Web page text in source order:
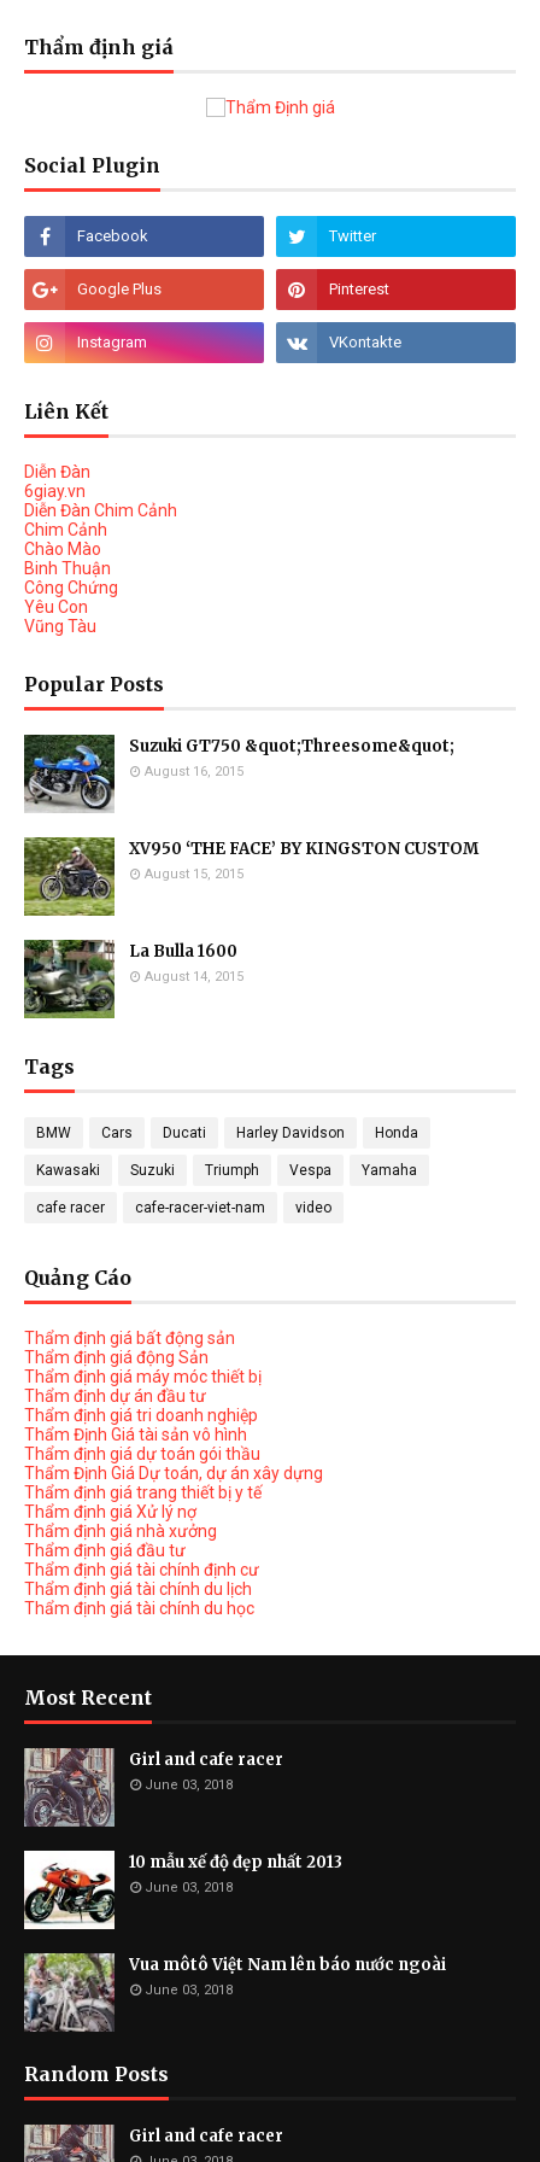
Thẩm định giá
Social Plugin
Liên Kết
Diễn Đàn
6giay.vn
Diễn Đàn Chim Cảnh
Chim Cảnh
Chào Mào
Binh Thuận
Công Chứng
Yêu Con
Vũng Tàu
Popular Posts
Suzuki GT750 &quot;Threesome&quot;
August 16, 2015
XV950 ‘THE FACE’ BY KINGSTON CUSTOM
August 15, 2015
La Bulla 1600
August 14, 2015
Tags
BMW Cars Ducati Harley Davidson Honda
Kawasaki Suzuki Triumph Vespa Yamaha
cafe racer cafe-racer-viet-nam video
Quảng Cáo
Thẩm định giá bất động sản
Thẩm định giá động Sản
Thẩm định giá máy móc thiết bị
Thẩm định dự án đầu tư
Thẩm định giá tri doanh nghiệp
Thẩm Định Giá tài sản vô hình
Thẩm định giá dự toán gói thầu
Thẩm Định Giá Dự toán, dự án xây dựng
Thẩm định giá trang thiết bị y tế
Thẩm định giá Xử lý nợ
Thẩm định giá nhà xưởng
Thẩm định giá đầu tư
Thẩm định giá tài chính định cư
Thẩm định giá tài chính du lịch
Thẩm định giá tài chính du học
Most Recent
Girl and cafe racer
June 03, 2018
10 mẫu xế độ đẹp nhất 2013
June 03, 2018
Vua môtô Việt Nam lên báo nước ngoài
June 03, 2018
Random Posts
Girl and cafe racer